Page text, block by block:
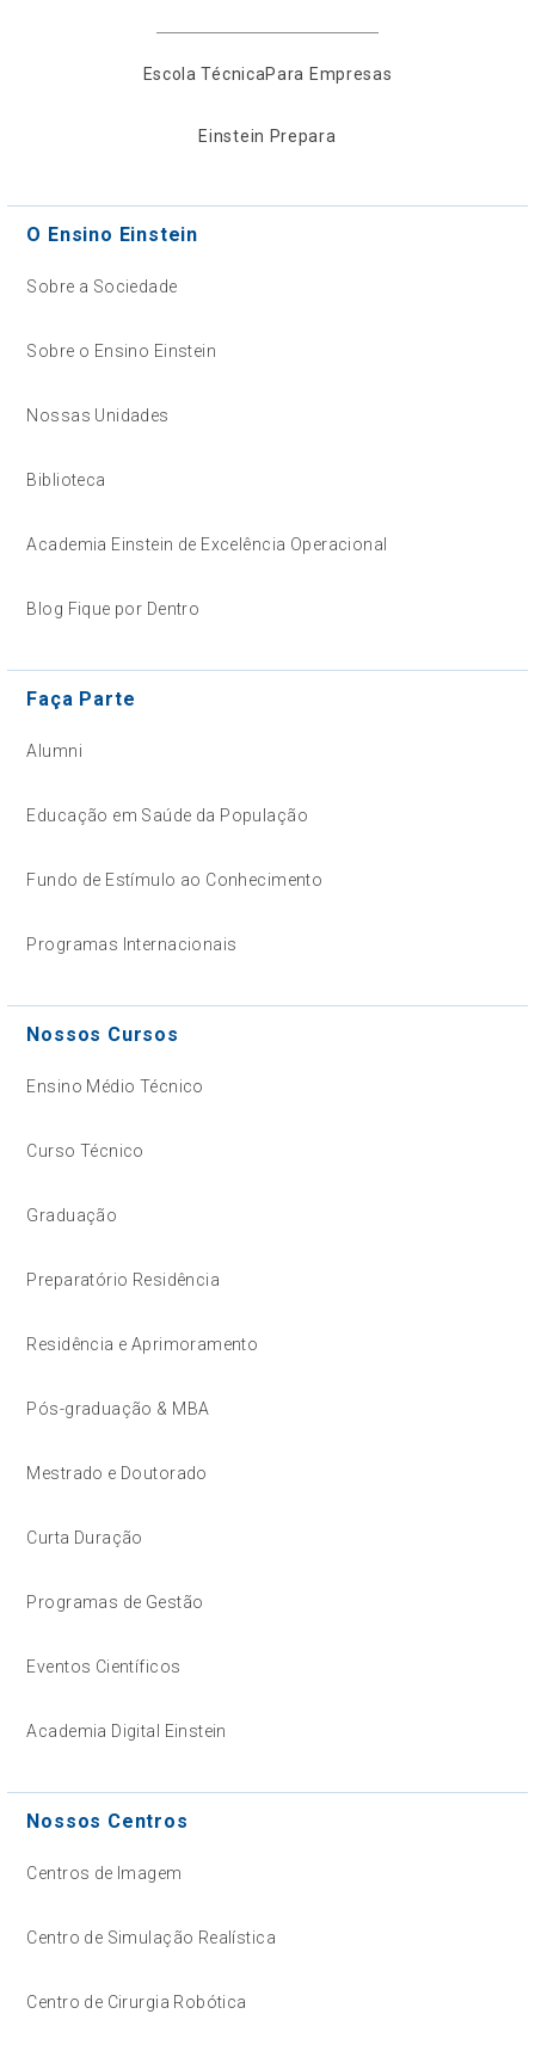
Escola TécnicaPara Empresas
Einstein Prepara
O Ensino Einstein
Sobre a Sociedade
Sobre o Ensino Einstein
Nossas Unidades
Biblioteca
Academia Einstein de Excelência Operacional
Blog Fique por Dentro
Faça Parte
Alumni
Educação em Saúde da População
Fundo de Estímulo ao Conhecimento
Programas Internacionais
Nossos Cursos
Ensino Médio Técnico
Curso Técnico
Graduação
Preparatório Residência
Residência e Aprimoramento
Pós-graduação & MBA
Mestrado e Doutorado
Curta Duração
Programas de Gestão
Eventos Científicos
Academia Digital Einstein
Nossos Centros
Centros de Imagem
Centro de Simulação Realística
Centro de Cirurgia Robótica